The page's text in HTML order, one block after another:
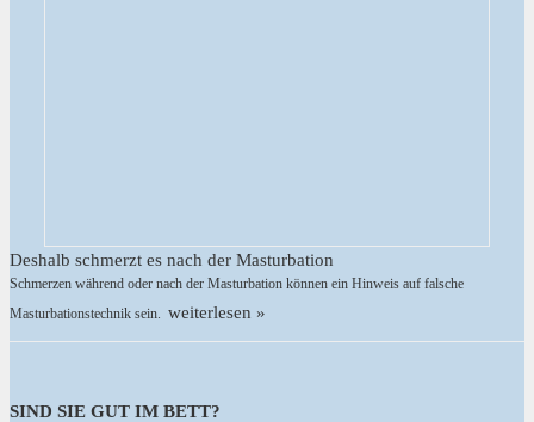
Deshalb schmerzt es nach der Masturbation
Schmerzen während oder nach der Masturbation können ein Hinweis auf falsche
Masturbationstechnik sein. weiterlesen »
SIND SIE GUT IM BETT?